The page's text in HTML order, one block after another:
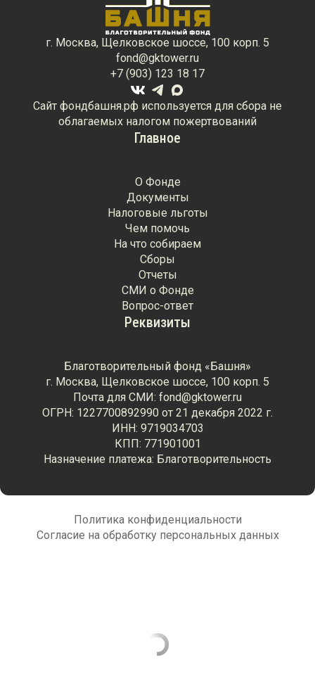
Главное
О Фонде
Документы
Налоговые льготы
Чем помочь
На что собираем
Сборы
Отчеты
СМИ о Фонде
Вопрос-ответ
г. Москва, Щелковское шоссе, 100 корп. 5
fond@gktower.ru
+7 (903) 123 18 17
Сайт фондбашня.рф используется для сбора не
облагаемых налогом пожертвований
Реквизиты
Благотворительный фонд «Башня»
г. Москва, Щелковское шоссе, 100 корп. 5
Почта для СМИ: fond@gktower.ru
ОГРН: 1227700892990 от 21 декабря 2022 г.
ИНН: 9719034703
КПП: 771901001
Назначение платежа: Благотворительность
Политика конфиденциальности
Согласие на обработку персональных данных